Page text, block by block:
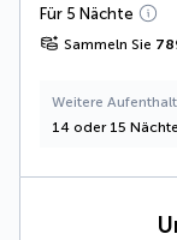
Für 5 Nächte
Sammeln Sie
Weitere
14 oder 15 Nächte